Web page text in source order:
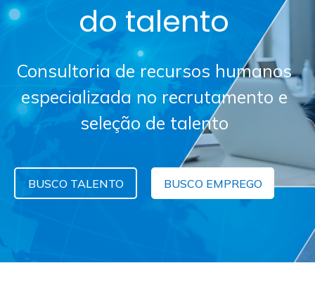
do talento
Consultoria de recursos humanos
especializada no recrutamento e
seleção de talento
BUSCO TALENTO BUSCO EMPREGO